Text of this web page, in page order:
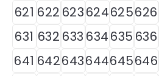
621 622 623624625626
631 632 633 634635 636
641 642643644645646